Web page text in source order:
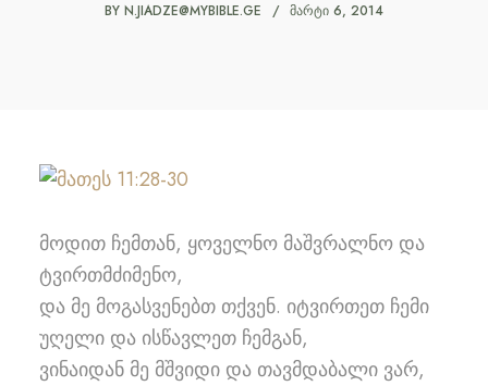
BY N.JIADZE@MYBIBLE.GE ᲛᲐᲠᲢᲘ 6, 2014
მოდით ჩემთან, ყოველნო მაშვრალნო და
ტვირთმძიმენო,
და მე მოგასვენებთ თქვენ. იტვირთეთ ჩემი
უღელი და ისწავლეთ ჩემგან,
ვინაიდან მე მშვიდი და თავმდაბალი ვარ,